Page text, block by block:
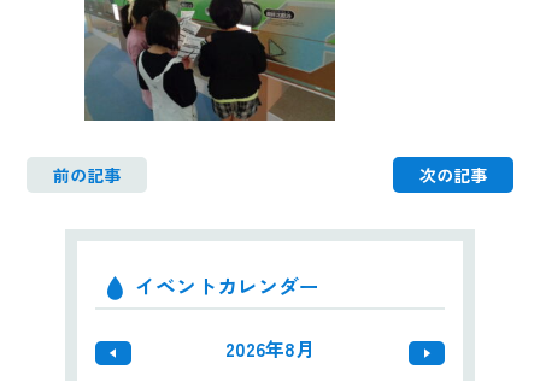
前の記事 次の記事
イベントカレンダー
2026年8月